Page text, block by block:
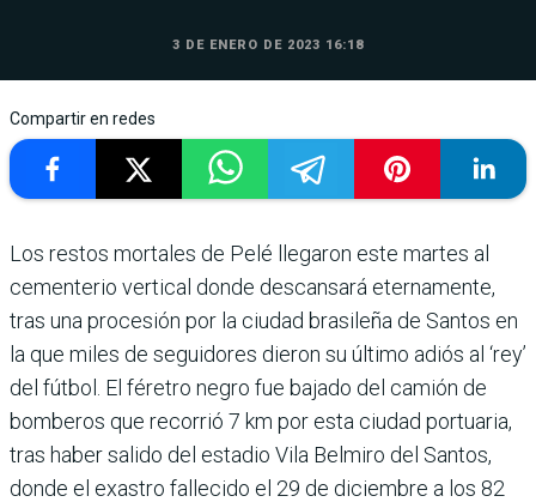
3 DE ENERO DE 2023 16:18
Compartir en redes
Los restos mortales de Pelé llegaron este martes al
cementerio vertical donde descansará eternamente,
tras una procesión por la ciudad brasileña de Santos en
la que miles de seguidores dieron su último adiós al ‘rey’
del fútbol. El féretro negro fue bajado del camión de
bomberos que recorrió 7 km por esta ciudad portuaria,
tras haber salido del estadio Vila Belmiro del Santos,
donde el exastro fallecido el 29 de diciembre a los 82